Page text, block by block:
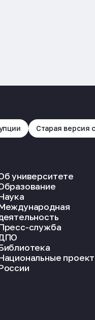
Старая версия
университете
служба